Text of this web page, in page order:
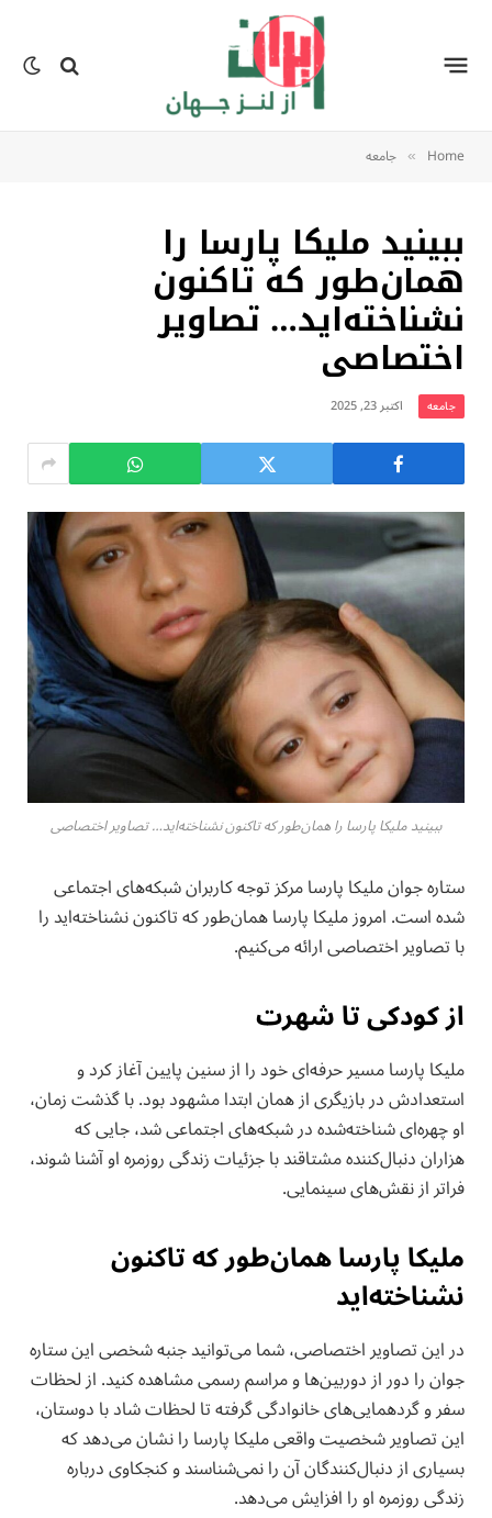
Home
» جامعه
ببینید ملیکا پارسا را
همان‌طور که تاکنون
نشناخته‌اید… تصاویر
اختصاصی
جامعه اکتبر 23, 2025
ببینید ملیکا پارسا را همان‌طور که تاکنون نشناخته‌اید… تصاویر اختصاصی
ستاره جوان ملیکا پارسا مرکز توجه کاربران شبکه‌های اجتماعی
شده است. امروز ملیکا پارسا همان‌طور که تاکنون نشناخته‌اید را
با تصاویر اختصاصی ارائه می‌کنیم.
از کودکی تا شهرت
ملیکا پارسا مسیر حرفه‌ای خود را از سنین پایین آغاز کرد و
استعدادش در بازیگری از همان ابتدا مشهود بود. با گذشت زمان،
او چهره‌ای شناخته‌شده در شبکه‌های اجتماعی شد، جایی که
هزاران دنبال‌کننده مشتاقند با جزئیات زندگی روزمره او آشنا شوند،
فراتر از نقش‌های سینمایی.
ملیکا پارسا همان‌طور که تاکنون
نشناخته‌اید
در این تصاویر اختصاصی، شما می‌توانید جنبه شخصی این ستاره
جوان را دور از دوربین‌ها و مراسم رسمی مشاهده کنید. از لحظات
سفر و گردهمایی‌های خانوادگی گرفته تا لحظات شاد با دوستان،
این تصاویر شخصیت واقعی ملیکا پارسا را نشان می‌دهد که
بسیاری از دنبال‌کنندگان آن را نمی‌شناسند و کنجکاوی درباره
زندگی روزمره او را افزایش می‌دهد.